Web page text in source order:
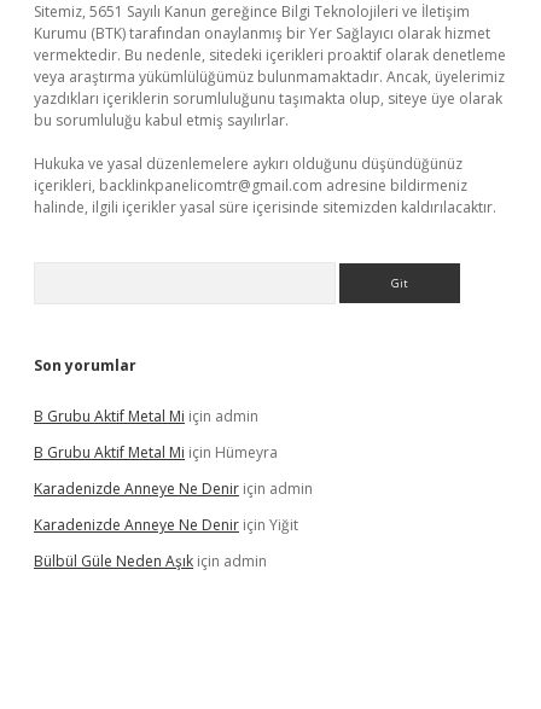
Sitemiz, 5651 Sayılı Kanun gereğince Bilgi Teknolojileri ve İletişim
Kurumu (BTK) tarafından onaylanmış bir Yer Sağlayıcı olarak hizmet
vermektedir. Bu nedenle, sitedeki içerikleri proaktif olarak denetleme
veya araştırma yükümlülüğümüz bulunmamaktadır. Ancak, üyelerimiz
yazdıkları içeriklerin sorumluluğunu taşımakta olup, siteye üye olarak
bu sorumluluğu kabul etmiş sayılırlar.
Hukuka ve yasal düzenlemelere aykırı olduğunu düşündüğünüz
içerikleri, backlinkpanelicomtr@gmail.com adresine bildirmeniz
halinde, ilgili içerikler yasal süre içerisinde sitemizden kaldırılacaktır.
Son yorumlar
B Grubu Aktif Metal Mi için admin
B Grubu Aktif Metal Mi için Hümeyra
Karadenizde Anneye Ne Denir için admin
Karadenizde Anneye Ne Denir için Yiğit
Bülbül Güle Neden Aşık için admin